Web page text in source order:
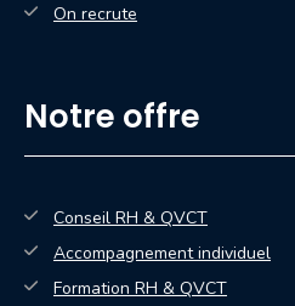
On recrute
Notre offre
Conseil RH & QVCT
Accompagnement individuel
Formation RH & QVCT